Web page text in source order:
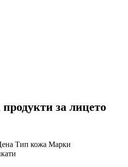
за лицето
Тип кожа Марки